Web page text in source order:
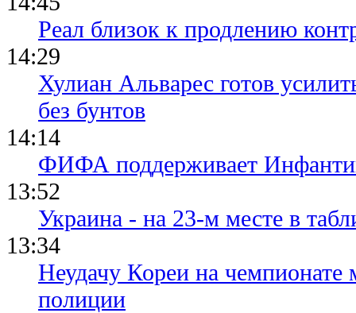
Реал близок к продлению
14:29
Хулиан Альварес готов
без бунтов
14:14
ФИФА поддерживает
13:52
Украина - на 23-м месте в
13:34
Неудачу Кореи на
полиции